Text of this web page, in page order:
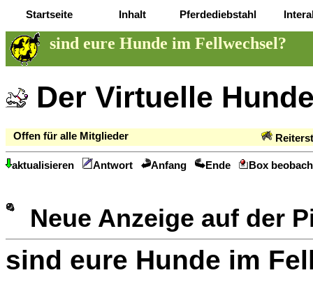
Startseite Inhalt Pferdediebstahl
sind eure Hunde im Fellwechsel?
Der Virtuelle
Offen für alle Mitglieder
aktualisieren Antwort Anfang Ende Box
Neue Anzeige auf der
sind eure Hunde im